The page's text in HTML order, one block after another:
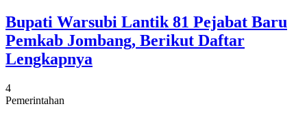
Bupati Warsubi Lantik 81 Pejabat Baru
Pemkab Jombang, Berikut Daftar
Lengkapnya
4
Pemerintahan